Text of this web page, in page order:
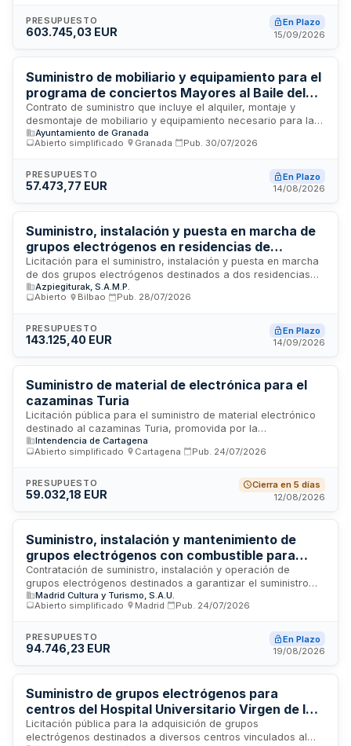
requeridos para garantizar el funcionamiento de las
instalaciones eléctricas temporales. Se trata de un contrato
disponibilidad de crédito presupuestario anual.
PRESUPUESTO
603.745,03 EUR
En Plazo
15/09/2026
Suministro de mobiliario y equipamiento para el
programa de conciertos Mayores al Baile del
Ayuntamiento de Granada
Contrato de suministro que incluye el alquiler, montaje y
desmontaje de mobiliario y equipamiento necesario para la
ejecución del programa denominado Mayores al Baile del
Ayuntamiento de Granada. El suministro comprende sillas
jaulas de depósito y conexión eléctrica, destinados a la
realización de conciertos dirigidos a personas mayores de la
conforme a las cantidades máximas y características
técnicas especificadas en el pliego de prescripciones
técnicas particulares.
Ayuntamiento de Granada
Abierto simplificado
Granada Pub. 30/07/2026
PRESUPUESTO
57.473,77 EUR
En Plazo
14/08/2026
Suministro, instalación y puesta en marcha de
grupos electrógenos en residencias de
mayores de Bizkaia
Licitación para el suministro, instalación y puesta en marcha
de dos grupos electrógenos destinados a dos residencias
de mayores ubicadas en Bizkaia: una en Muskiz (Residencia
Marcelo Gangoiti) y otra en la zona de Albiz Santiago Llanos.
del personal del centro, elaboración de manual de
instrucciones y servicios de posventa conforme a normativa
Azpiegiturak, S.A.M.P.
Abierto
Bilbao Pub. 28/07/2026
PRESUPUESTO
143.125,40 EUR
En Plazo
14/09/2026
Suministro de material de electrónica para el
cazaminas Turia
Licitación pública para el suministro de material electrónico
destinado al cazaminas Turia, promovida por la
Administración competente. El contrato incluye la provisión
de componentes y equipos electrónicos necesarios para el
contratación se rige conforme a la Ley de Contratos del
Sector Público y se llevará a cabo según los pliegos de
particulares establecidos en el expediente.
Intendencia de Cartagena
Abierto simplificado
Cartagena Pub. 24/07/2026
PRESUPUESTO
59.032,18 EUR
Cierra en 5 días
12/08/2026
Suministro, instalación y mantenimiento de
grupos electrógenos con combustible para
Hispanidad 2026 - Madrid, Cultura y Turismo
Contratación de suministro, instalación y operación de
grupos electrógenos destinados a garantizar el suministro
eléctrico continuo durante la celebración de Hispanidad
2026 en Madrid. El contrato incluye el transporte, instalación,
correctivo, asistencia técnica presencial, desmontaje de
equipos, legalización de instalaciones eléctricas temporales
de ejecución en los emplazamientos designados.
Madrid Cultura y Turismo, S.A.U.
Abierto simplificado
Madrid Pub. 24/07/2026
PRESUPUESTO
94.746,23 EUR
En Plazo
19/08/2026
Suministro de grupos electrógenos para
centros del Hospital Universitario Virgen de las
Nieves - Servicio Andaluz de Salud
Licitación pública para la adquisición de grupos
electrógenos destinados a diversos centros vinculados al